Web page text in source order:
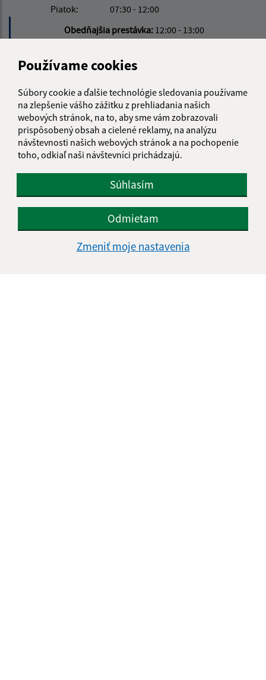
Používame cookies
Súbory cookie a ďalšie technológie sledovania používame
na zlepšenie vášho zážitku z prehliadania našich
webových stránok, na to, aby sme vám zobrazovali
prispôsobený obsah a cielené reklamy, na analýzu
návštevnosti našich webových stránok a na pochopenie
toho, odkiaľ naši návštevníci prichádzajú.
Súhlasím
Odmietam
Zmeniť moje nastavenia
Piatok:
07:30 - 12:00
Obedňajšia prestávka: 12:00 - 13:00
Kontakt:
Obecný úrad Paňovce
Paňovce 95
044 71 Čečejovce
info@obecpanovce.sk
+421 554 649 325
IČO: 00324591